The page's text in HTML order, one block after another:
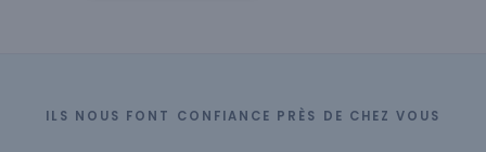
ILS NOUS FONT CONFIANCE PRÈS DE CHEZ VOUS